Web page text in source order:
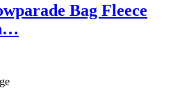
Bag Fleece